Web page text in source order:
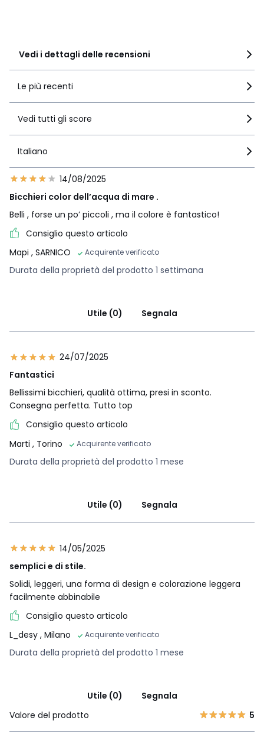
Vedi i dettagli delle recensioni
Le più recenti
Vedi tutti gli score
Italiano
14/08/2025
Bicchieri color dell’acqua di mare .
Belli , forse un po’ piccoli , ma il colore è fantastico!
Consiglio questo articolo
Mapi , SARNICO Acquirente verificato
Durata della proprietà del prodotto 1 settimana
Utile (0) Segnala
24/07/2025
Fantastici
Bellissimi bicchieri, qualità ottima, presi in sconto.
Consegna perfetta. Tutto top
Consiglio questo articolo
Marti , Torino Acquirente verificato
Durata della proprietà del prodotto 1 mese
Utile (0) Segnala
14/05/2025
semplici e di stile.
Solidi, leggeri, una forma di design e colorazione leggera
facilmente abbinabile
Consiglio questo articolo
L_desy , Milano Acquirente verificato
Durata della proprietà del prodotto 1 mese
Utile (0)
Segnala
Valore del prodotto
5